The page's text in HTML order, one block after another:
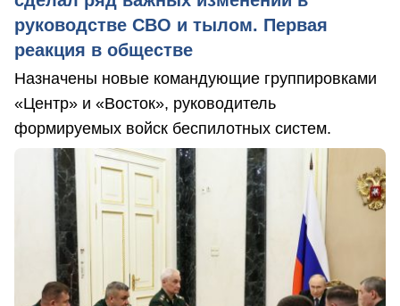
руководстве СВО и тылом. Первая
реакция в обществе
Назначены новые командующие группировками
«Центр» и «Восток», руководитель
формируемых войск беспилотных систем.